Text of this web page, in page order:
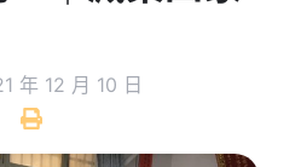
年 12 月 10 日